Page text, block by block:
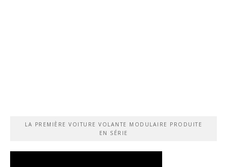
LA PREMIÈRE VOITURE VOLANTE MODULAIRE PRODUITE
EN SÉRIE